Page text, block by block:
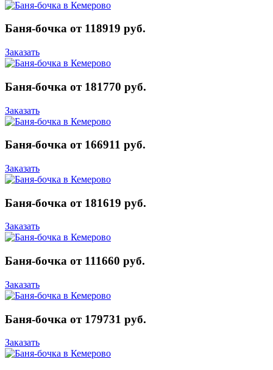
Баня-бочка от 118919 руб.
Заказать
Баня-бочка от 181770 руб.
Заказать
Баня-бочка от 166911 руб.
Заказать
Баня-бочка от 181619 руб.
Заказать
Баня-бочка от 111660 руб.
Заказать
Баня-бочка от 179731 руб.
Заказать